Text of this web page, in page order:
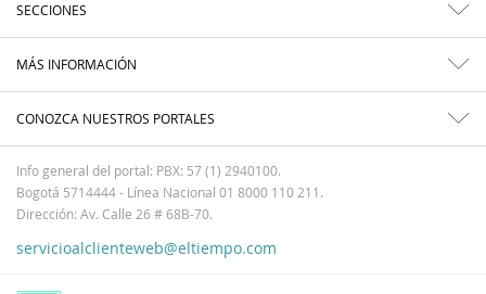
SECCIONES
MÁS INFORMACIÓN
CONOZCA NUESTROS PORTALES
Info general del portal: PBX: 57 (1) 2940100.
Bogotá 5714444 - Línea Nacional 01 8000 110 211.
Dirección: Av. Calle 26 # 68B-70.
servicioalclienteweb@eltiempo.com